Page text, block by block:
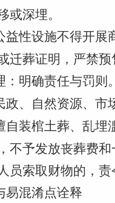
或深埋。
益性设施不得开
迁葬证明，严禁预
：明确责任与罚则。
政、自然资源、市
自装棺土葬、乱
不予发放丧葬费
员索取财物的，责
易混淆点诠释